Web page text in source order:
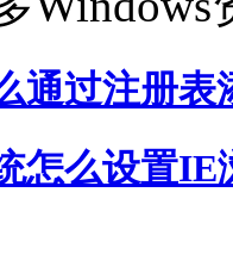
通过注册表
怎么设置IE